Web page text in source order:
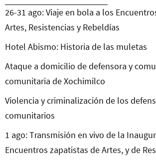
26-31 ago: Viaje en bola a los
Artes, Resistencias y Rebeldías
Hotel Abismo: Historia de las muletas
Ataque a domicilio de defensora y
comunitaria de Xochimilco
Violencia y criminalización de los
comunitarios
1 ago: Transmisión en vivo de la
Encuentros zapatistas de Artes, y de